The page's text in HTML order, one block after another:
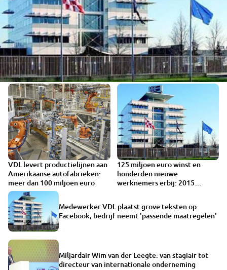
VDL levert productielijnen aan
Amerikaanse autofabrieken:
meer dan 100 miljoen euro
125 miljoen euro winst en
honderden nieuwe
werknemers erbij: 2015
Medewerker VDL plaatst grove teksten op
Facebook, bedrijf neemt 'passende maatregelen'
Miljardair Wim van der Leegte: van stagiair tot
directeur van internationale onderneming